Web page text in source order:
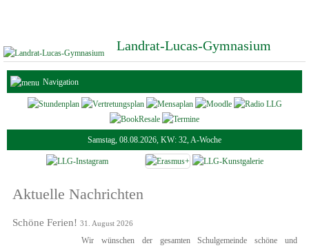
Landrat-Lucas-Gymnasium
Navigation
Samstag, 08.08.2026, KW: 32, A-Woche
Aktuelle Nachrichten
Schöne Ferien! 31. August 2026
Wir wünschen der gesamten Schulgemeinde schöne und